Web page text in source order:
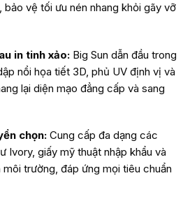
vệ tối ưu nén nhang khỏi gãy vỡ
in tinh xảo: Big Sun dẫn đầu trong
nổi họa tiết 3D, phủ UV định vị và
lại diện mạo đẳng cấp và sang
chọn: Cung cấp đa dạng các
Ivory, giấy mỹ thuật nhập khẩu và
trường, đáp ứng mọi tiêu chuẩn